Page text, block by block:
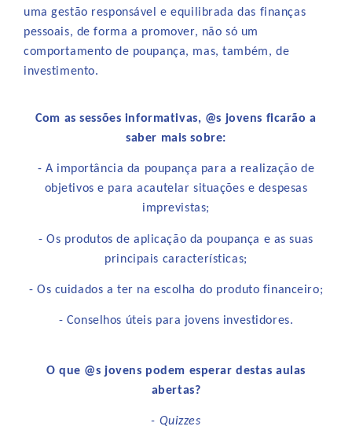
uma gestão responsável e equilibrada das finanças
pessoais, de forma a promover, não só um
comportamento de poupança, mas, também, de
investimento.
Com as sessões informativas, @s jovens ficarão a
saber mais sobre:
- A importância da poupança para a realização de
objetivos e para acautelar situações e despesas
imprevistas;
- Os produtos de aplicação da poupança e as suas
principais características;
- Os cuidados a ter na escolha do produto financeiro;
- Conselhos úteis para jovens investidores.
O que @s jovens podem esperar destas aulas
abertas?
- Quizzes